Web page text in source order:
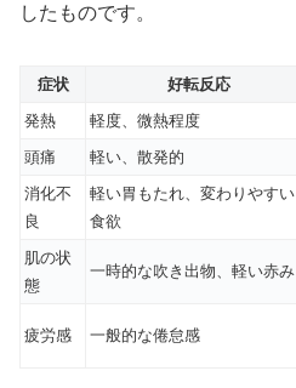
したものです。
症状 好転反応
発熱
軽度、微熱程度
頭痛
軽い、散発的
消化不
良
軽い胃もたれ、変わりやすい
食欲
肌の状
態
一時的な吹き出物、軽い赤み
疲労感 一般的な倦怠感